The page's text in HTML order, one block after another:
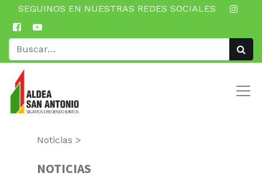
SEGUINOS EN NUESTRAS REDES SOCIALES
Noticias >
NOTICIAS